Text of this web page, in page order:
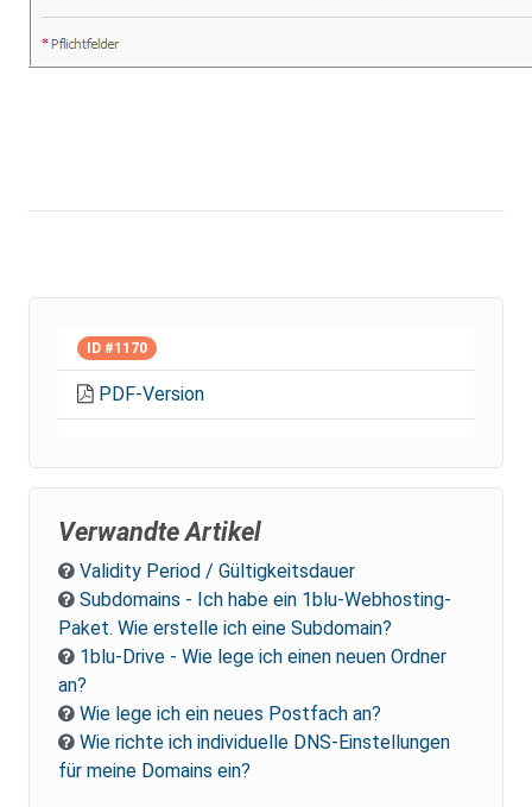
ID #1170
PDF-Version
Verwandte Artikel
Validity Period / Gültigkeitsdauer
Subdomains - Ich habe ein 1blu-Webhosting-
Paket. Wie erstelle ich eine Subdomain?
1blu-Drive - Wie lege ich einen neuen Ordner
an?
Wie lege ich ein neues Postfach an?
Wie richte ich individuelle DNS-Einstellungen
für meine Domains ein?